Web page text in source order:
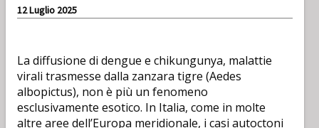
12 Luglio 2025
La diffusione di dengue e chikungunya, malattie
virali trasmesse dalla zanzara tigre (Aedes
albopictus), non è più un fenomeno
esclusivamente esotico. In Italia, come in molte
altre aree dell’Europa meridionale, i casi autoctoni